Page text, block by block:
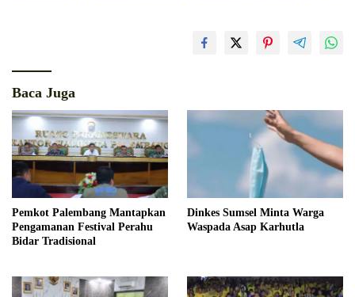
Baca Juga
Pemkot Palembang Mantapkan
Pengamanan Festival Perahu
Bidar Tradisional
Dinkes Sumsel Minta Warga
Waspada Asap Karhutla